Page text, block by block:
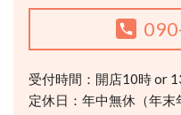
受付時間：開店10時 or
定休日：年中無休（年末